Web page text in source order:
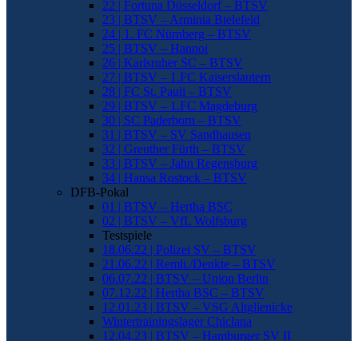
22 | Fortuna Düsseldorf – BTSV
23 | BTSV – Arminia Bielefeld
24 | 1. FC Nürnberg – BTSV
25 | BTSV – Hannoi
26 | Karlsruher SC – BTSV
27 | BTSV – 1.FC Kaiserslautern
28 | FC St. Pauli – BTSV
29 | BTSV – 1.FC Magdeburg
30 | SC Paderborn – BTSV
31 | BTSV – SV Sandhausen
32 | Greuther Fürth – BTSV
33 | BTSV – Jahn Regensburg
34 | Hansa Rostock – BTSV
DFB-Pokal
01 | BTSV – Hertha BSC
02 | BTSV – VfL Wolfsburg
Testspiele
18.06.22 | Polizei SV – BTSV
21.06.22 | Remli./Denkte – BTSV
06.07.22 | BTSV – Union Berlin
07.12.22 | Hertha BSC – BTSV
12.01.23 | BTSV – VSG Altglienicke
Wintertrainingslager Chiclana
12.04.23 | BTSV – Hamburger SV II